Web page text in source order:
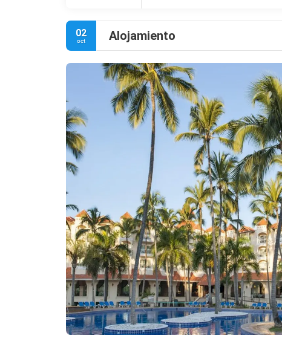
02
oct Alojamiento